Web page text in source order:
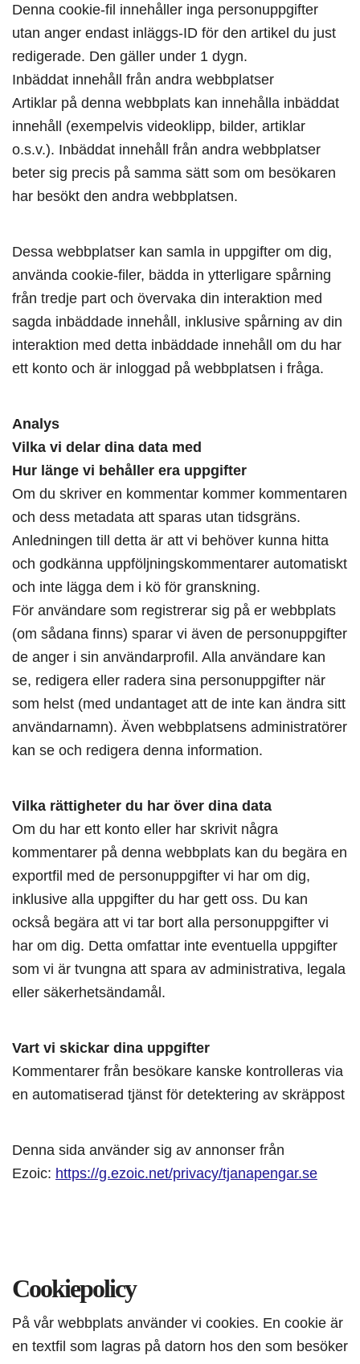
Denna cookie-fil innehåller inga personuppgifter
utan anger endast inläggs-ID för den artikel du just
redigerade. Den gäller under 1 dygn.
Inbäddat innehåll från andra webbplatser
Artiklar på denna webbplats kan innehålla inbäddat
innehåll (exempelvis videoklipp, bilder, artiklar
o.s.v.). Inbäddat innehåll från andra webbplatser
beter sig precis på samma sätt som om besökaren
har besökt den andra webbplatsen.
Dessa webbplatser kan samla in uppgifter om dig,
använda cookie-filer, bädda in ytterligare spårning
från tredje part och övervaka din interaktion med
sagda inbäddade innehåll, inklusive spårning av din
interaktion med detta inbäddade innehåll om du har
ett konto och är inloggad på webbplatsen i fråga.
Analys
Vilka vi delar dina data med
Hur länge vi behåller era uppgifter
Om du skriver en kommentar kommer kommentaren
och dess metadata att sparas utan tidsgräns.
Anledningen till detta är att vi behöver kunna hitta
och godkänna uppföljningskommentarer automatiskt
och inte lägga dem i kö för granskning.
För användare som registrerar sig på er webbplats
(om sådana finns) sparar vi även de personuppgifter
de anger i sin användarprofil. Alla användare kan
se, redigera eller radera sina personuppgifter när
som helst (med undantaget att de inte kan ändra sitt
användarnamn). Även webbplatsens administratörer
kan se och redigera denna information.
Vilka rättigheter du har över dina data
Om du har ett konto eller har skrivit några
kommentarer på denna webbplats kan du begära en
exportfil med de personuppgifter vi har om dig,
inklusive alla uppgifter du har gett oss. Du kan
också begära att vi tar bort alla personuppgifter vi
har om dig. Detta omfattar inte eventuella uppgifter
som vi är tvungna att spara av administrativa, legala
eller säkerhetsändamål.
Vart vi skickar dina uppgifter
Kommentarer från besökare kanske kontrolleras via
en automatiserad tjänst för detektering av skräppost
Denna sida använder sig av annonser från
Ezoic: https://g.ezoic.net/privacy/tjanapengar.se
Cookiepolicy
På vår webbplats använder vi cookies. En cookie är
en textfil som lagras på datorn hos den som besöker